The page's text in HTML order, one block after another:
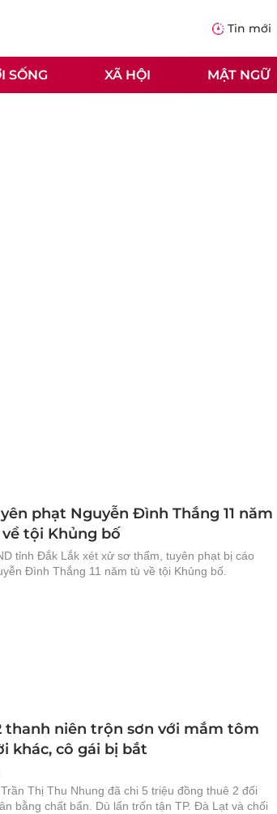
Tin mới
SỐNG XÃ HỘI MẬT NGỮ
phạt Nguyễn Đình Thắng 11 năm
tội Khủng bố
tỉnh Đắk Lắk xét xử sơ thẩm, tuyên phạt bị cáo
Đình Thắng 11 năm tù về tội Khủng bố.
thanh niên trộn sơn với mắm tôm
khác, cô gái bị bắt
Thị Thu Nhung đã chi 5 triệu đồng thuê 2 đối
bằng chất bẩn. Dù lẩn trốn tận TP. Đà Lạt và chối